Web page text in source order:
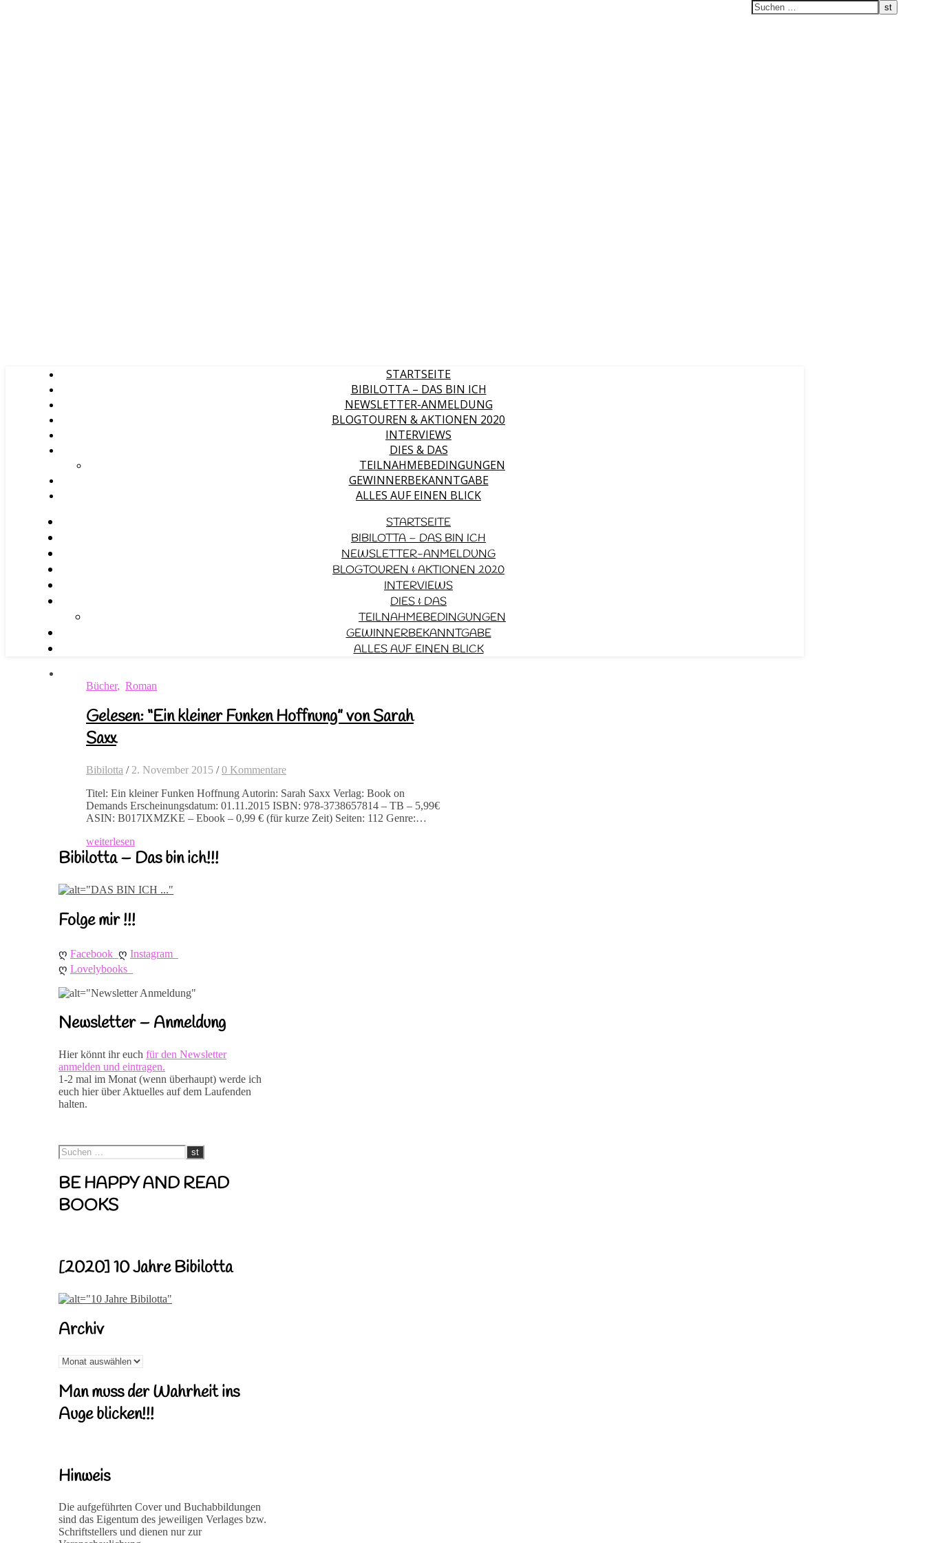
STARTSEITE
BIBILOTTA – DAS BIN ICH
NEWSLETTER-ANMELDUNG
BLOGTOUREN & AKTIONEN 2020
INTERVIEWS
DIES & DAS
TEILNAHMEBEDINGUNGEN
GEWINNERBEKANNTGABE
ALLES AUF EINEN BLICK
STARTSEITE
BIBILOTTA – DAS BIN ICH
NEWSLETTER-ANMELDUNG
BLOGTOUREN & AKTIONEN 2020
INTERVIEWS
DIES & DAS
TEILNAHMEBEDINGUNGEN
GEWINNERBEKANNTGABE
ALLES AUF EINEN BLICK
Bücher, Roman
Gelesen: “Ein kleiner Funken Hoffnung” von Sarah
Saxx
Bibilotta / 2. November 2015 / 0 Kommentare
Titel: Ein kleiner Funken Hoffnung Autorin: Sarah Saxx Verlag: Book on
Demands Erscheinungsdatum: 01.11.2015 ISBN: 978-3738657814 – TB – 5,99€
ASIN: B017IXMZKE – Ebook – 0,99 € (für kurze Zeit) Seiten: 112 Genre:…
weiterlesen
Bibilotta – Das bin ich!!!
Folge mir !!!
ღ Facebook ღ Instagram
ღ Lovelybooks
Newsletter – Anmeldung
Hier könnt ihr euch für den Newsletter
anmelden und eintragen.
1-2 mal im Monat (wenn überhaupt) werde ich
euch hier über Aktuelles auf dem Laufenden
halten.
BE HAPPY AND READ
BOOKS
[2020] 10 Jahre Bibilotta
Archiv
Archiv
Man muss der Wahrheit ins
Auge blicken!!!
Hinweis
Die aufgeführten Cover und Buchabbildungen
sind das Eigentum des jeweiligen Verlages bzw.
Schriftstellers und dienen nur zur